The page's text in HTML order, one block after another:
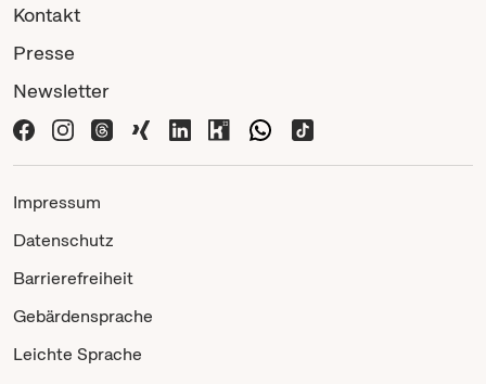
Kontakt
Presse
Newsletter
Impressum
Datenschutz
Barrierefreiheit
Gebärdensprache
Leichte Sprache